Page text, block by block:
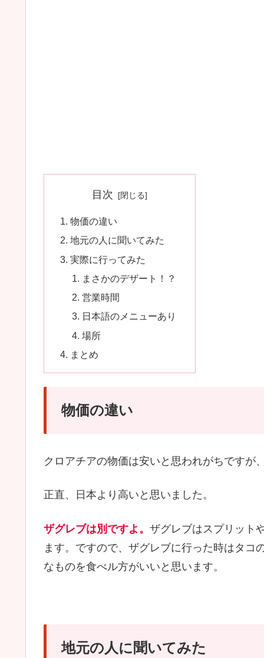
目次
物価の違い
地元の人に聞いてみた
実際に行ってみた
まさかのデザート！？
営業時間
日本語のメニューあり
場所
まとめ
物価の違い
クロアチアの物価は安いと思われがちですが
正直、日本より高いと思いました。
ザグレブは別ですよ。 ザグレブはスプリット
ます。ですので、ザグレブに行った時はタ
なものを食べル方がいいと思います。
地元の人に聞いてみた